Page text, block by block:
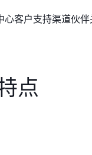
心客户支持渠道伙伴
点